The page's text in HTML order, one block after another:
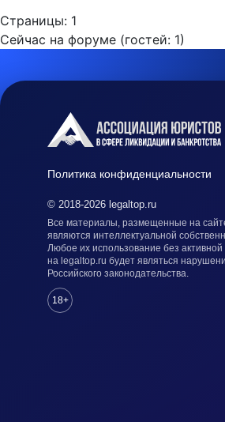
Страницы: 1
Сейчас на форуме (гостей: 1)
Политика конфиденциальности
© 2018-2026 legaltop.ru
Все материалы, размещенные на
являются интеллектуальной
Любое их использование без активной
на legaltop.ru будет являться
Российского законодательства.
18+